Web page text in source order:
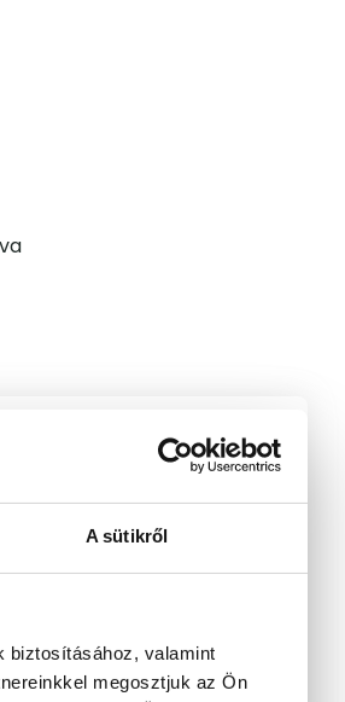
A sütikről
biztosításához, valamint
megosztjuk az Ön
Hibrid autót keresek